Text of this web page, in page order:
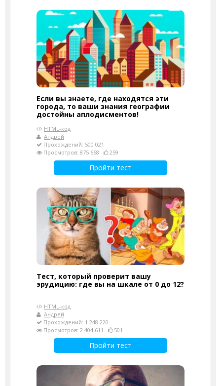
Если вы знаете, где находятся эти
города, то ваши знания географии
достойны аплодисментов!
HTML-код
Андрей
Прохождений: 500 021
Просмотров: 875 668
259
Пройти тест
Тест, который проверит вашу
эрудицию: где вы на шкале от 0 до 12?
HTML-код
Андрей
Прохождений: 1 248 220
Просмотров: 2 404 611
501
Пройти тест